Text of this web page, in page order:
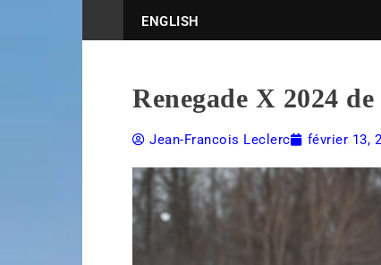
ENGLISH
Renegade X 2024
Jean-Francois Leclerc février 13,